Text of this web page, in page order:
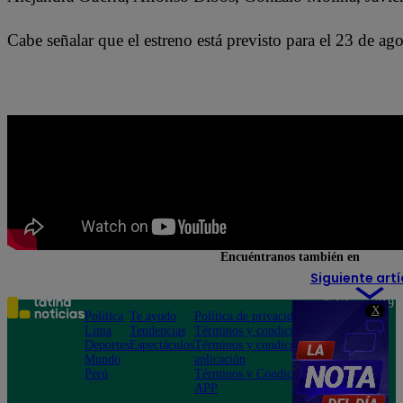
X
Cabe señalar que el estreno está previsto para el 23 de
Siguiente
Encuéntranos también en
Política
Lima
Deportes
Mundo
Perú
Te ayudo
Tendencias
Espectáculos
Política de privacidad
Términos y condiciones
Términos y condiciones
aplicación
Términos y Condiciones
APP
Teléfono: 219
Av. San
Felipe 968
Jesús María